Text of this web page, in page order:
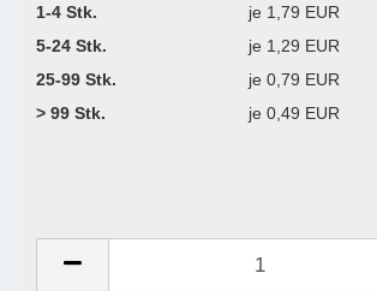
1-4 Stk.
je 1,79 EUR
5-24 Stk.
je 1,29 EUR
25-99 Stk.
je 0,79 EUR
> 99 Stk.
je 0,49 EUR